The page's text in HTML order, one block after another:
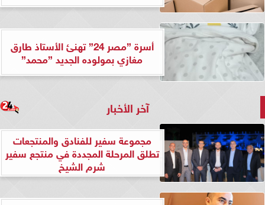
أسرة ”مصر 24” تهنئ الأستاذ طارق
مغازي بمولوده الجديد ”محمد”
آخر الأخبار
مجموعة سفير للفنادق والمنتجعات
تطلق المرحلة المجددة في منتجع سفير
شرم الشيخ